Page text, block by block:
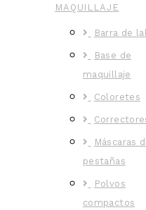
MAQUILLAJE
Barra de
Base de
maquillaje
Coloretes
Máscaras
pestañas
Polvos
compactos